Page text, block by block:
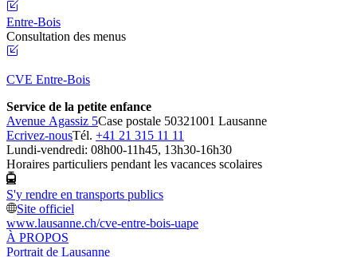
Entre-Bois
Consultation des menus
CVE Entre-Bois
Service de la petite enfance
Avenue Agassiz 5Case postale 50321001 Lausanne
Ecrivez-nousTél. +41 21 315 11 11
Lundi-vendredi: 08h00-11h45, 13h30-16h30
Horaires particuliers pendant les vacances scolaires
S'y rendre en transports publics
Site officiel
www.lausanne.ch/cve-entre-bois-uape
À PROPOS
Portrait de Lausanne